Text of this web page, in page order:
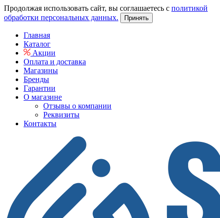
Продолжая использовать сайт, вы соглашаетесь с политикой
обработки персональных данных.
Принять
Главная
Каталог
Акции
Оплата и доставка
Магазины
Бренды
Гарантии
О магазине
Отзывы о компании
Реквизиты
Контакты